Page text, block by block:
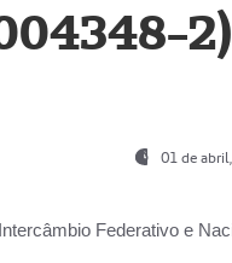
2)
01 de
Federativo e